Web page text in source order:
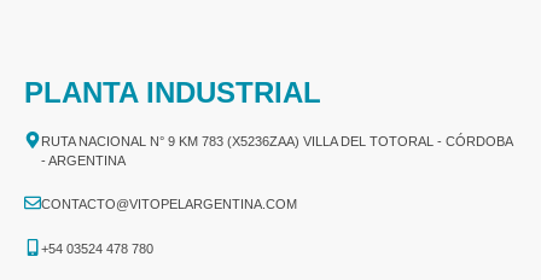
PLANTA INDUSTRIAL
RUTA NACIONAL N° 9 KM 783 (X5236ZAA) VILLA DEL TOTORAL - CÓRDOBA
- ARGENTINA
CONTACTO@VITOPELARGENTINA.COM
+54 03524 478 780​